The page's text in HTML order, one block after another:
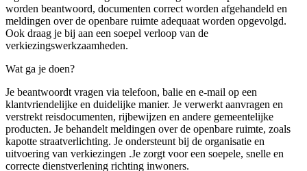
worden beantwoord, documenten correct worden afgehandeld en
meldingen over de openbare ruimte adequaat worden opgevolgd.
Ook draag je bij aan een soepel verloop van de
verkiezingswerkzaamheden.
Wat ga je doen?
Je beantwoordt vragen via telefoon, balie en e-mail op een
klantvriendelijke en duidelijke manier. Je verwerkt aanvragen en
verstrekt reisdocumenten, rijbewijzen en andere gemeentelijke
producten. Je behandelt meldingen over de openbare ruimte, zoals
kapotte straatverlichting. Je ondersteunt bij de organisatie en
uitvoering van verkiezingen .Je zorgt voor een soepele, snelle en
correcte dienstverlening richting inwoners.